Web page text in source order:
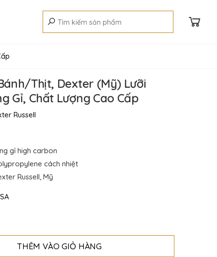
Thịt, Dexter (Mỹ) Lưỡi
Gỉ, Chất Lượng Cao Cấp
Russell
gỉ high carbon
cách nhiệt
Russell, Mỹ
THÊM VÀO GIỎ HÀNG